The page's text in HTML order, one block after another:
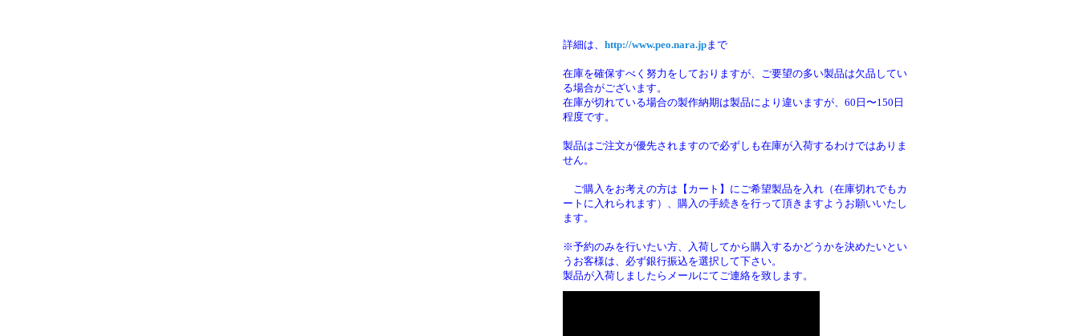
詳細は、 http://www.peo.nara.jpまで
在庫を確保すべく努力をしておりますが、ご要望の多い製品は欠品してい
る場合がございます。
在庫が切れている場合の製作納期は製品により違いますが、60日〜150日
程度です。
製品はご注文が優先されますので必ずしも在庫が入荷するわけではありま
せん。
ご購入をお考えの方は【カート】にご希望製品を入れ（在庫切れでもカ
ートに入れられます）、購入の手続きを行って頂きますようお願いいたし
ます。
※予約のみを行いたい方、入荷してから購入するかどうかを決めたいとい
うお客様は、必ず銀行振込を選択して下さい。
製品が入荷しましたらメールにてご連絡を致します。